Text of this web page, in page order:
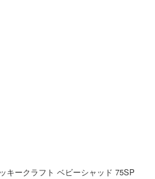
キークラフト ベビーシャッド 75SP